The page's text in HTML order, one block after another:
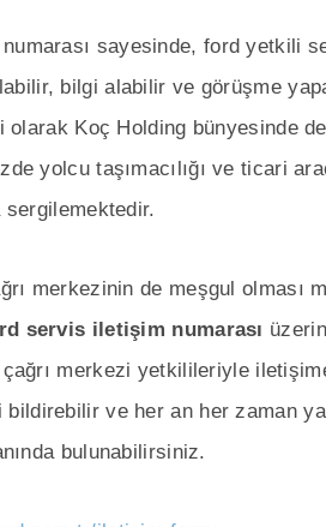
numarası sayesinde, ford yetkili
bilgi alabilir ve görüşme
Koç Holding bünyesinde
yolcu taşımacılığı ve ticari
merkezinin de meşgul olması
servis iletişim numarası
merkezi yetkilileriyle
ve her an her zaman
bulunabilirsiniz.